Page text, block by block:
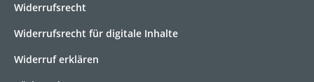
Widerrufsrecht
Widerrufsrecht für digitale Inhalte
Widerruf erklären